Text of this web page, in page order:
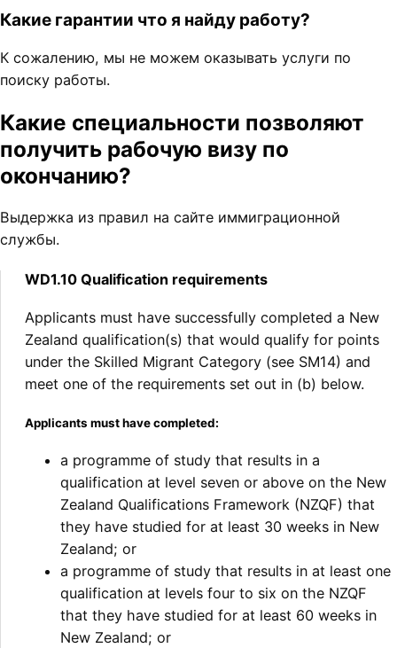
Какие гарантии что я найду работу?
К сожалению, мы не можем оказывать услуги по
поиску работы.
Какие специальности позволяют
получить рабочую визу по
окончанию?
Выдержка из правил на сайте иммиграционной
службы.
WD1.10 Qualification requirements
Applicants must have successfully completed a New
Zealand qualification(s) that would qualify for points
under the Skilled Migrant Category (see SM14) and
meet one of the requirements set out in (b) below.
Applicants must have completed:
a programme of study that results in a
qualification at level seven or above on the New
Zealand Qualifications Framework (NZQF) that
they have studied for at least 30 weeks in New
Zealand; or
a programme of study that results in at least one
qualification at levels four to six on the NZQF
that they have studied for at least 60 weeks in
New Zealand; or